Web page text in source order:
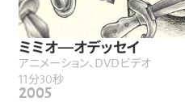
ミミオ—オデッセイ
アニメーション、DVDビデオ
11分30秒
2005